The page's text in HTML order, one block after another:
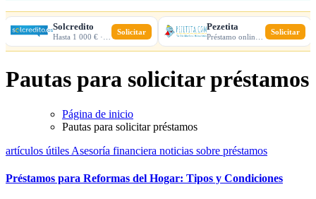
Solcredito Solicitar Pezetita Solicitar
Pautas para solicitar préstamos
Página de inicio
Pautas para solicitar préstamos
artículos útiles Asesoría financiera noticias sobre préstamos
Préstamos para Reformas del Hogar: Tipos y Condiciones